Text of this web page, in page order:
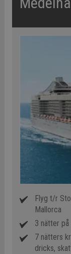
Flyg t/r
Mallorca
3 nätter
7 nätters
dricks,